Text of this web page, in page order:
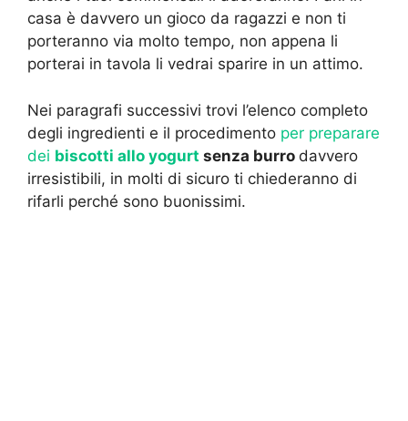
casa è davvero un gioco da ragazzi e non ti
porteranno via molto tempo, non appena li
porterai in tavola li vedrai sparire in un attimo.
Nei paragrafi successivi trovi l’elenco completo
degli ingredienti e il procedimento per preparare
dei biscotti allo yogurt senza burro davvero
irresistibili, in molti di sicuro ti chiederanno di
rifarli perché sono buonissimi.